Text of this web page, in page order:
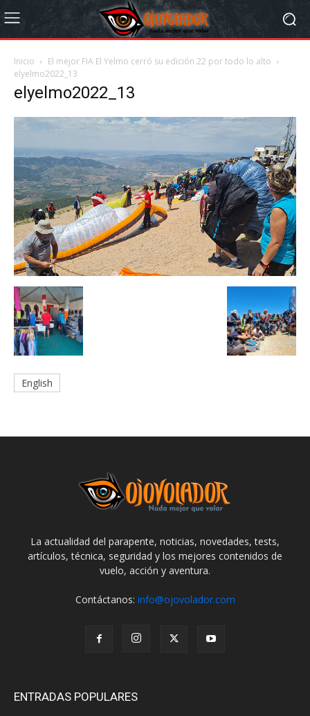
Inicio
El mejor FIA El Yelmo cerró su edición 22 por todo lo alto
elyelmo2022_13
elyelmo2022_13
English
La actualidad del parapente, noticias, novedades, tests,
artículos, técnica, seguridad y los mejores contenidos de
vuelo, acción y aventura.
Contáctanos: info@ojovolador.com
ENTRADAS POPULARES